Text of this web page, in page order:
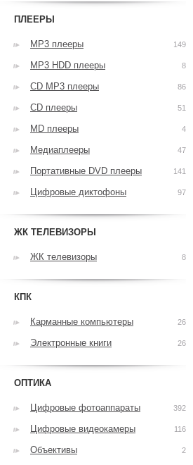
ПЛЕЕРЫ
MP3 плееры 149
MP3 HDD плееры 8
CD MP3 плееры 86
CD плееры 51
MD плееры 4
Медиаплееры 47
Портативные DVD плееры 141
Цифровые диктофоны 97
ЖК ТЕЛЕВИЗОРЫ
ЖК телевизоры 8
КПК
Карманные компьютеры 26
Электронные книги 26
ОПТИКА
Цифровые фотоаппараты 392
Цифровые видеокамеры 116
Объективы 2